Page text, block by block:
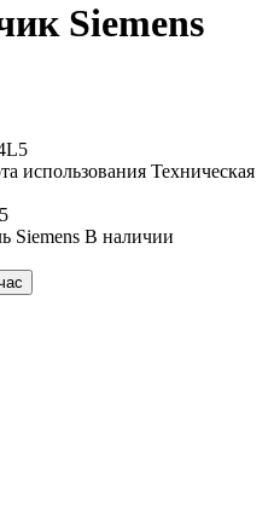
Siemens
использования Техническая
Siemens В наличии